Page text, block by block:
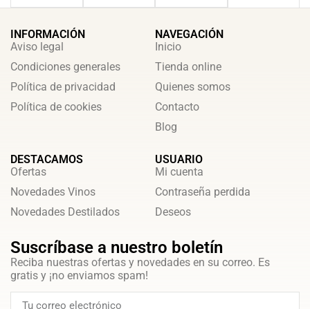
INFORMACIÓN
Aviso legal
Condiciones generales
Política de privacidad
Política de cookies
NAVEGACIÓN
Inicio
Tienda online
Quienes somos
Contacto
Blog
DESTACAMOS
Ofertas
Novedades Vinos
Novedades Destilados
USUARIO
Mi cuenta
Contraseña perdida
Deseos
Suscríbase a nuestro boletín
Reciba nuestras ofertas y novedades en su correo. Es
gratis y ¡no enviamos spam!